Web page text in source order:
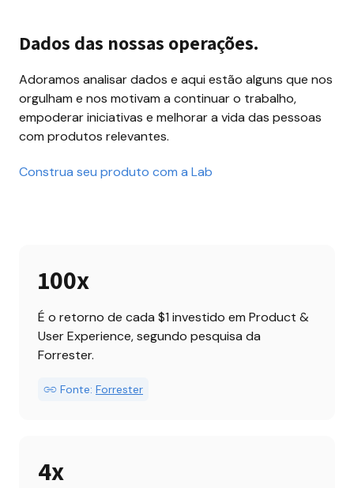
Dados das nossas operações.
Adoramos analisar dados e aqui estão alguns que nos
orgulham e nos motivam a continuar o trabalho,
empoderar iniciativas e melhorar a vida das pessoas
com produtos relevantes.
Construa seu produto com a Lab
100x
É o retorno de cada $1 investido em Product &
User Experience, segundo pesquisa da
Forrester.
Fonte: Forrester
4x